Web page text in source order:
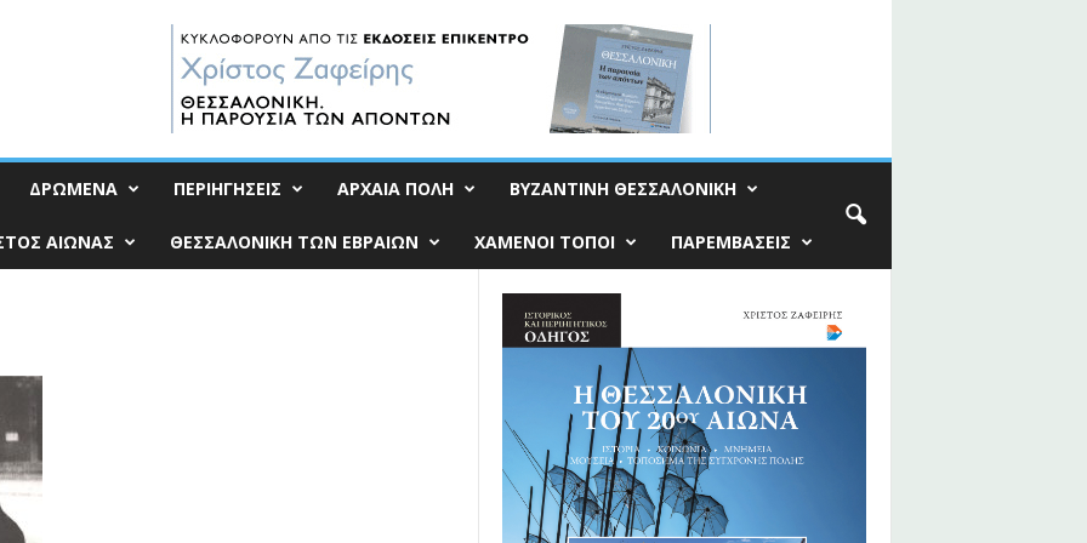
ΔΡΩΜΕΝΑ ΠΕΡΙΗΓΗΣΕΙΣ ΑΡΧΑΙΑ ΠΟΛΗ ΒΥΖΑΝΤΙΝΗ ΘΕΣΣΑΛΟΝΙΚΗ
ΑΙΩΝΑΣ ΘΕΣΣΑΛΟΝΙΚΗ ΤΩΝ ΕΒΡΑΙΩΝ ΧΑΜΕΝΟΙ ΤΟΠΟΙ ΠΑΡΕΜΒΑΣΕΙΣ